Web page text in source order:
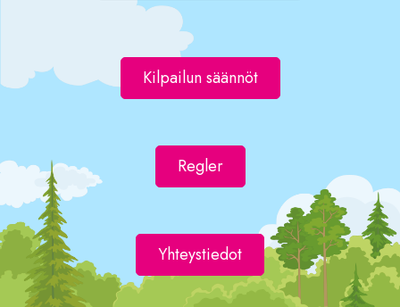
Kilpailun säännöt
Regler
Yhteystiedot